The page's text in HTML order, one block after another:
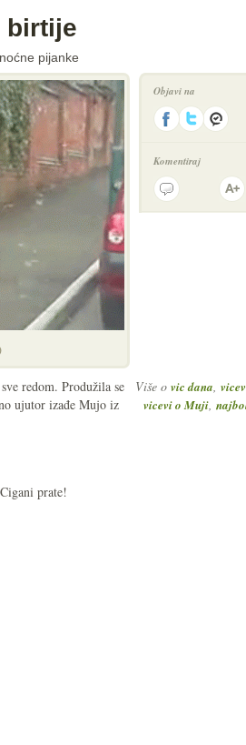
birtije
pijanke
Objavi na
Komentiraj
Više o vic dana,
vicevi o Muji,
redom. Produžila se
ujutor izađe Mujo iz
prate!